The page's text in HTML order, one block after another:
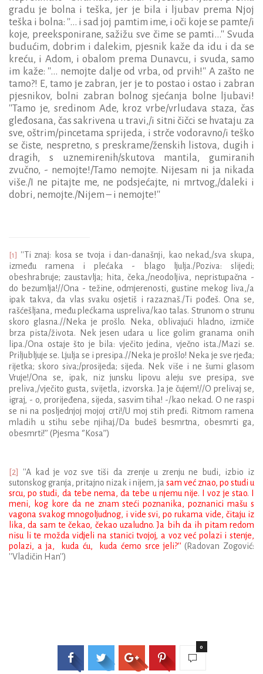
gradu je bolna i teška, jer je bila i ljubav prema Njoj
teška i bolna: ''... i sad joj pamtim ime, i oči koje se pamte/i
koje, preeksponirane, sažižu sve čime se pamti...'' Svuda
budućim, dobrim i dalekim, pjesnik kaže da idu i da se
kreću, i Adom, i obalom prema Dunavcu, i svuda, samo
im kaže: ''... nemojte dalje od vrba, od prvih!'' A zašto ne
tamo?! E, tamo je zabran, jer je to postao i ostao i zabran
pjesnikov, bolni zabran bolnog sjećanja bolne ljubavi!
''Tamo je, sredinom Ade, kroz vrbe/vrludava staza, čas
gleđosana, čas sakrivena u travi,/i sitni čičci se hvataju za
sve, oštrim/pincetama sprijeda, i strče vodoravno/i teško
se čiste, nespretno, s preskrame/ženskih listova, dugih i
dragih, s uznemirenih/skutova mantila, gumiranih
zvučno, - nemojte!/Tamo nemojte. Nijesam ni ja nikada
više./I ne pitajte me, ne podsjećajte, ni mrtvog,/daleki i
dobri, nemojte./Nijem – i nemojte!''
[1] ''Ti znaj: kosa se tvoja i dan-današnji, kao nekad,/sva skupa,
između ramena i plećaka - blago ljulja./Poziva: slijedi;
obeshrabruje; zaustavlja; hita, čeka,/neodoljiva, nepristupačna -
do bezumlja!//Ona - težine, odmjerenosti, gustine mekog liva,/a
ipak takva, da vlas svaku osjetiš i razaznaš./Ti pođeš. Ona se,
rašćešljana, među plećkama uspreliva/kao talas. Strunom o strunu
skoro glasna.//Neka je prošlo. Neka, oblivajući hladno, izmiče
brza pista/života. Nek jesen udara u lice golim granama onih
lipa./Ona ostaje što je bila: vječito jedina, vječno ista./Mazi se.
Priljubljuje se. Ljulja se i presipa.//Neka je prošlo! Neka je sve rjeđa;
rijetka; skoro siva;/prosijeda; sijeda. Nek više i ne šumi glasom
Vruje!/Ona se, ipak, niz junsku lipovu aleju sve presipa, sve
preliva,/vječito gusta, svijetla, izvorska. Ja je čujem!//O prelivaj se,
igraj, - o, prorijeđena, sijeda, sasvim tiha! -/kao nekad. O ne raspi
se ni na posljednjoj mojoj crti!/U moj stih pređi. Ritmom ramena
mladih u stihu sebe njihaj./Da budeš besmrtna, obesmrti ga,
obesmrti!’’ (Pjesma ‘’Kosa’’)
[2]
''A kad je voz sve tiši da zrenje u zrenju ne budi, izbio iz
sutonskog granja, pritajno nizak i nijem, ja sam već znao, po studi u
srcu, po studi, da tebe nema, da tebe u njemu nije. I voz je stao. I
meni, kog kore da ne znam steći poznanika, poznanici mašu s
vagona svakog mnogoljudnog, i vide svi, po rukama vide, čitaju iz
lika, da sam te čekao, čekao uzaludno. Ja bih da ih pitam redom
nisu li te možda vidjeli na stanici tvojoj, a voz već polazi i stenje,
polazi, a ja, kuda ću, kuda ćemo srce jeli?'' (Radovan Zogović:
''Vladičin Han'')
0